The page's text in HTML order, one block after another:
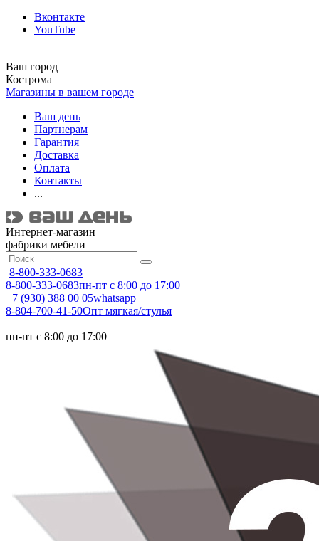
Вконтакте
YouTube
Ваш город
Кострома
Магазины в вашем городе
Ваш день
Партнерам
Гарантия
Доставка
Оплата
Контакты
...
Интернет-магазин
фабрики мебели
8-800-333-0683
8-800-333-0683пн-пт с 8:00 до 17:00
+7 (930) 388 00 05whatsapp
8-804-700-41-50Опт мягкая/стулья
пн-пт с 8:00 до 17:00